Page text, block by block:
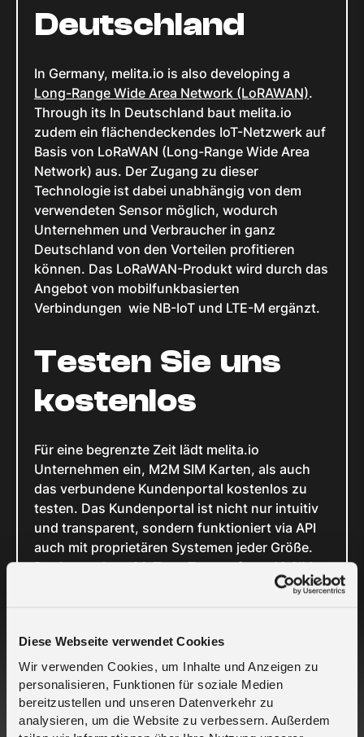
Diese Webseite verwendet Cookies
Wir verwenden Cookies, um Inhalte und Anzeigen zu
personalisieren, Funktionen für soziale Medien
bereitzustellen und unseren Datenverkehr zu
analysieren, um die Website zu verbessern. Außerdem
Deutschland
In Germany, melita.io is also developing a
Long-Range Wide Area Network (LoRAWAN).
Through its In Deutschland baut melita.io
zudem ein flächendeckendes IoT-Netzwerk auf
Basis von LoRaWAN (Long-Range Wide Area
Network) aus. Der Zugang zu dieser
Technologie ist dabei unabhängig von dem
verwendeten Sensor möglich, wodurch
Unternehmen und Verbraucher in ganz
Deutschland von den Vorteilen profitieren
können. Das LoRaWAN-Produkt wird durch das
Angebot von mobilfunkbasierten
Verbindungen wie NB-IoT und LTE-M ergänzt.
Testen Sie uns
kostenlos
Für eine begrenzte Zeit lädt melita.io
Unternehmen ein, M2M SIM Karten, als auch
das verbundene Kundenportal kostenlos zu
testen. Das Kundenportal ist nicht nur intuitiv
und transparent, sondern funktioniert via API
auch mit proprietären Systemen jeder Größe.
Der kostenlose90-Tage-Testumfasst 10 SIM-
Karten mit 100 MB gemeinsam genutzten
Gemeinsam
besser